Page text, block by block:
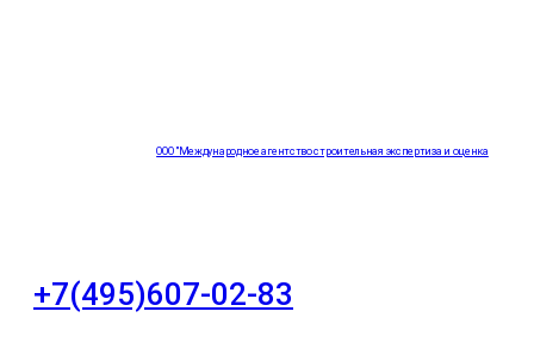
ООО "Международное агентство строительная экспертиза и оценка
+7(495)607-02-83